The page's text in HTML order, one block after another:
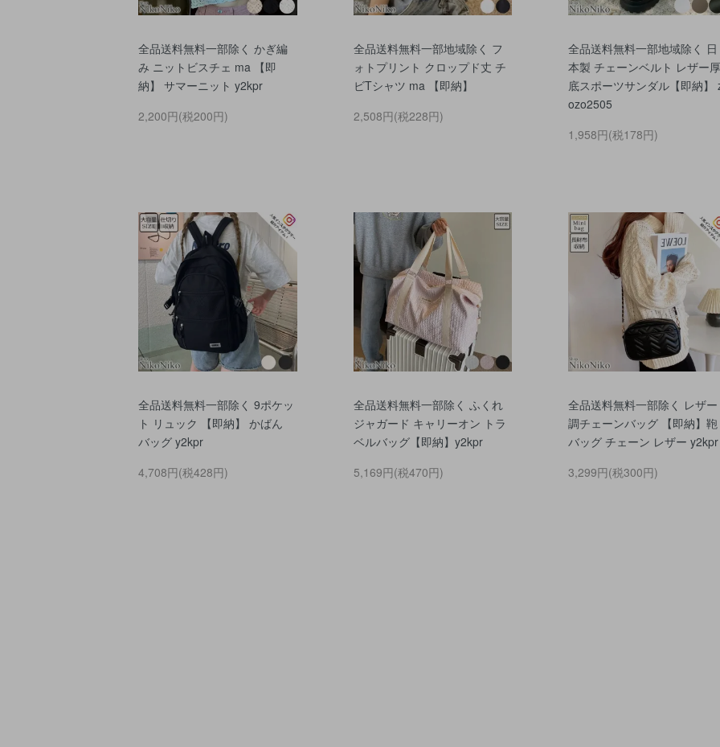
全品送料無料一部除く かぎ編
み ニットビスチェ ma 【即
納】 サマーニット y2kpr
2,200円(税200円)
全品送料無料一部地域除く フ
ォトプリント クロップド丈 チ
ビTシャツ ma 【即納】
2,508円(税228円)
全品送料無料一部地域除く 日
本製 チェーンベルト レザー厚
底スポーツサンダル【即納】
ozo2505
1,958円(税178円)
全品送料無料一部除く 9ポケッ
ト リュック 【即納】 かばん
バッグ y2kpr
4,708円(税428円)
全品送料無料一部除く ふくれ
ジャガード キャリーオン トラ
ベルバッグ【即納】y2kpr
5,169円(税470円)
全品送料無料一部除く レザー
調チェーンバッグ 【即納】鞄
バッグ チェーン レザー y2kpr
3,299円(税300円)